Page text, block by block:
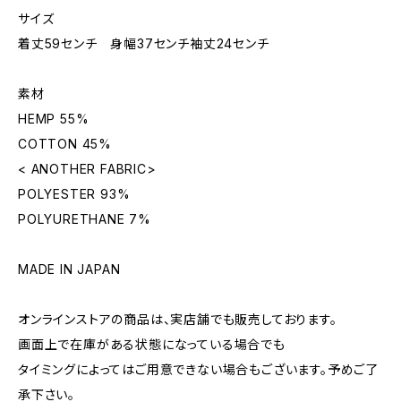
サイズ
着丈59センチ 身幅37センチ袖丈24センチ
素材
HEMP 55%
COTTON 45%
< ANOTHER FABRIC>
POLYESTER 93%
POLYURETHANE 7%
MADE IN JAPAN
オンラインストアの商品は、実店舗でも販売しております。
画面上で在庫がある状態になっている場合でも
タイミングによってはご用意できない場合もございます。予めご了
承下さい。